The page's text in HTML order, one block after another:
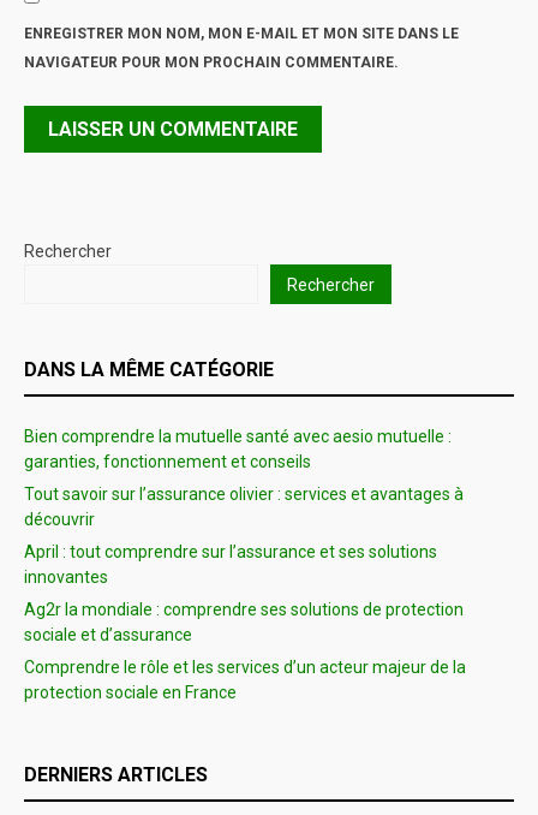
ENREGISTRER MON NOM, MON E-MAIL ET MON SITE DANS LE
NAVIGATEUR POUR MON PROCHAIN COMMENTAIRE.
Rechercher
Rechercher
DANS LA MÊME CATÉGORIE
Bien comprendre la mutuelle santé avec aesio mutuelle :
garanties, fonctionnement et conseils
Tout savoir sur l’assurance olivier : services et avantages à
découvrir
April : tout comprendre sur l’assurance et ses solutions
innovantes
Ag2r la mondiale : comprendre ses solutions de protection
sociale et d’assurance
Comprendre le rôle et les services d’un acteur majeur de la
protection sociale en France
DERNIERS ARTICLES